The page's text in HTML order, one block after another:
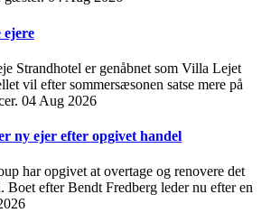
ejere
Strandhotel er genåbnet som Villa Lejet
vil efter sommersæsonen satse mere på
04 Aug 2026
ny ejer efter opgivet handel
har opgivet at overtage og renovere det
Boet efter Bendt Fredberg leder nu efter en